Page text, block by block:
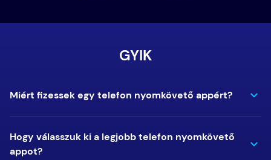
GYIK
Miért fizessek egy telefon nyomkövető appért?
Hogy válasszuk ki a legjobb telefon nyomkövető
appot?